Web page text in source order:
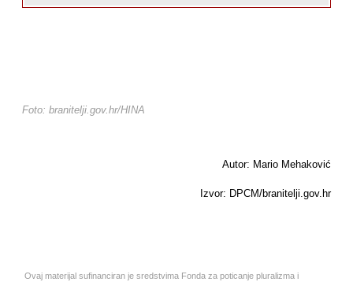
Foto: branitelji.gov.hr/HINA
Autor: Mario Mehaković
Izvor: DPCM/branitelji.gov.hr
Ovaj materijal sufinanciran je sredstvima Fonda za poticanje pluralizma i